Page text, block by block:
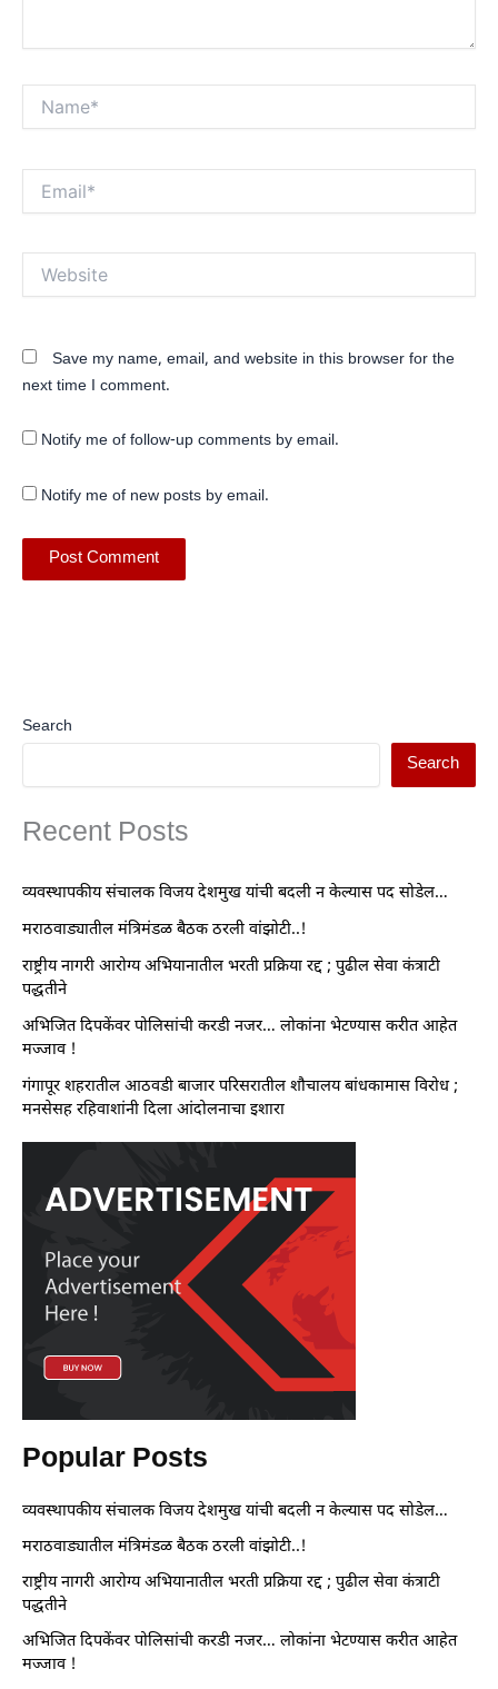
Save my name, email, and website in this browser for the
next time I comment.
Notify me of follow-up comments by email.
Notify me of new posts by email.
Search
Search
Recent Posts
व्यवस्थापकीय संचालक विजय देशमुख यांची बदली न केल्यास पद सोडेल…
मराठवाड्यातील मंत्रिमंडळ बैठक ठरली वांझोटी..!
राष्ट्रीय नागरी आरोग्य अभियानातील भरती प्रक्रिया रद्द ; पुढील सेवा कंत्राटी
पद्धतीने
अभिजित दिपकेंवर पोलिसांची करडी नजर… लोकांना भेटण्यास करीत आहेत
मज्जाव !
गंगापूर शहरातील आठवडी बाजार परिसरातील शौचालय बांधकामास विरोध ;
मनसेसह रहिवाशांनी दिला आंदोलनाचा इशारा
Popular Posts
व्यवस्थापकीय संचालक विजय देशमुख यांची बदली न केल्यास पद सोडेल…
मराठवाड्यातील मंत्रिमंडळ बैठक ठरली वांझोटी..!
राष्ट्रीय नागरी आरोग्य अभियानातील भरती प्रक्रिया रद्द ; पुढील सेवा कंत्राटी
पद्धतीने
अभिजित दिपकेंवर पोलिसांची करडी नजर… लोकांना भेटण्यास करीत आहेत
मज्जाव !